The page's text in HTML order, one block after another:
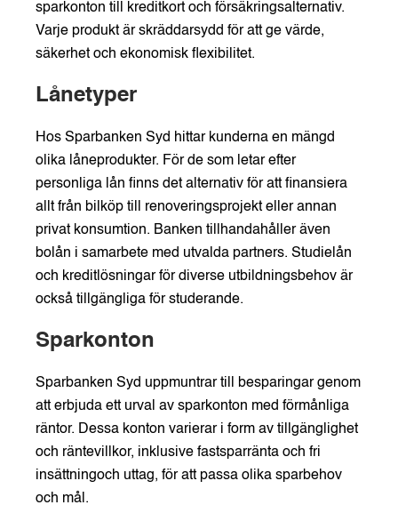
sparkonton till kreditkort och försäkringsalternativ.
Varje produkt är skräddarsydd för att ge värde,
säkerhet och ekonomisk flexibilitet.
Lånetyper
Hos Sparbanken Syd hittar kunderna en mängd
olika låneprodukter. För de som letar efter
personliga lån finns det alternativ för att finansiera
allt från bilköp till renoveringsprojekt eller annan
privat konsumtion. Banken tillhandahåller även
bolån i samarbete med utvalda partners. Studielån
och kreditlösningar för diverse utbildningsbehov är
också tillgängliga för studerande.
Sparkonton
Sparbanken Syd uppmuntrar till besparingar genom
att erbjuda ett urval av sparkonton med förmånliga
räntor. Dessa konton varierar i form av tillgänglighet
och räntevillkor, inklusive fastsparränta och fri
insättningoch uttag, för att passa olika sparbehov
och mål.